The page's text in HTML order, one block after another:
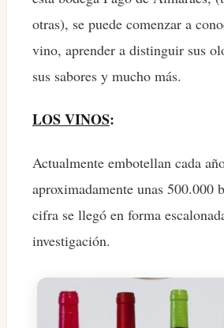
otras), se puede comenzar a
vino, aprender a distinguir sus
sus sabores y mucho más.
LOS VINOS:
Actualmente embotellan cada
aproximadamente unas 500.000
cifra se llegó en forma
investigación.